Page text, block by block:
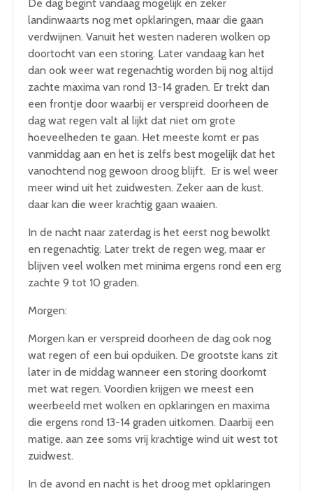
De dag begint vandaag mogelijk en zeker
landinwaarts nog met opklaringen, maar die gaan
verdwijnen. Vanuit het westen naderen wolken op
doortocht van een storing. Later vandaag kan het
dan ook weer wat regenachtig worden bij nog altijd
zachte maxima van rond 13-14 graden. Er trekt dan
een frontje door waarbij er verspreid doorheen de
dag wat regen valt al lijkt dat niet om grote
hoeveelheden te gaan. Het meeste komt er pas
vanmiddag aan en het is zelfs best mogelijk dat het
vanochtend nog gewoon droog blijft. Er is wel weer
meer wind uit het zuidwesten. Zeker aan de kust.
daar kan die weer krachtig gaan waaien.
In de nacht naar zaterdag is het eerst nog bewolkt
en regenachtig. Later trekt de regen weg, maar er
blijven veel wolken met minima ergens rond een erg
zachte 9 tot 10 graden.
Morgen:
Morgen kan er verspreid doorheen de dag ook nog
wat regen of een bui opduiken. De grootste kans zit
later in de middag wanneer een storing doorkomt
met wat regen. Voordien krijgen we meest een
weerbeeld met wolken en opklaringen en maxima
die ergens rond 13-14 graden uitkomen. Daarbij een
matige, aan zee soms vrij krachtige wind uit west tot
zuidwest.
In de avond en nacht is het droog met opklaringen